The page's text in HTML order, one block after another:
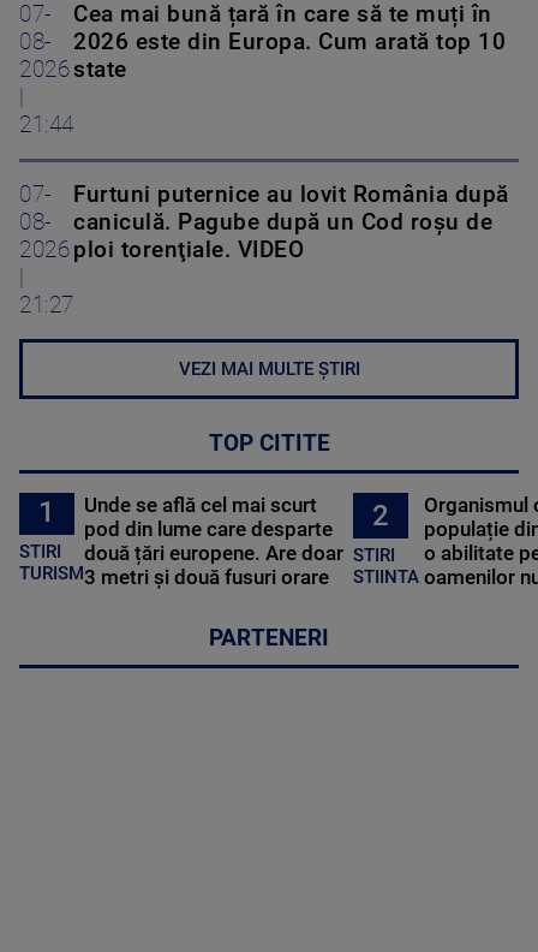
07-
08-
2026
21:44
Cea mai bună țară în care să te muți în
2026 este din Europa. Cum arată top 10
state
07-
08-
2026
21:27
Furtuni puternice au lovit România după
caniculă. Pagube după un Cod roşu de
ploi torenţiale. VIDEO
VEZI MAI MULTE ȘTIRI
TOP CITITE
1
STIRI
TURISM
Unde se află cel mai scurt
pod din lume care desparte
două țări europene. Are doar
3 metri și două fusuri orare
2
STIRI
STIINTA
Organismul
populație
o abilitate
oamenilor
PARTENERI